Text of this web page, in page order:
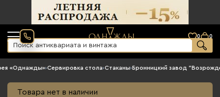
0 0
«Однажды»›Сервировка стола›Стаканы›Бронницкий завод
Товара нет в наличии